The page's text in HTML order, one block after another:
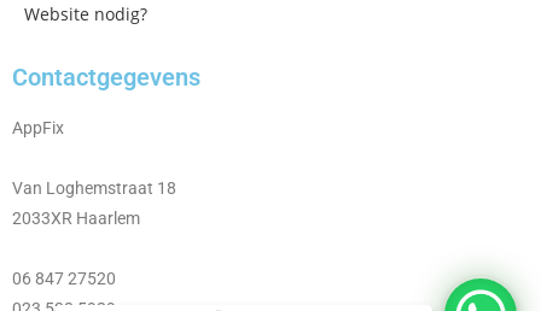
Website nodig?
Contactgegevens
AppFix
Van Loghemstraat 18
2033XR Haarlem
06 847 27520